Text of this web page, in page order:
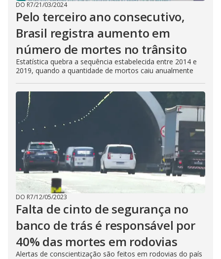
DO R7/21/03/2024
Pelo terceiro ano consecutivo,
Brasil registra aumento em
número de mortes no trânsito
Estatística quebra a sequência estabelecida entre 2014 e
2019, quando a quantidade de mortos caiu anualmente
DO R7/12/05/2023
Falta de cinto de segurança no
banco de trás é responsável por
40% das mortes em rodovias
Alertas de conscientização são feitos em rodovias do país